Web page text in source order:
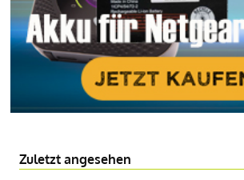
Zuletzt angesehen